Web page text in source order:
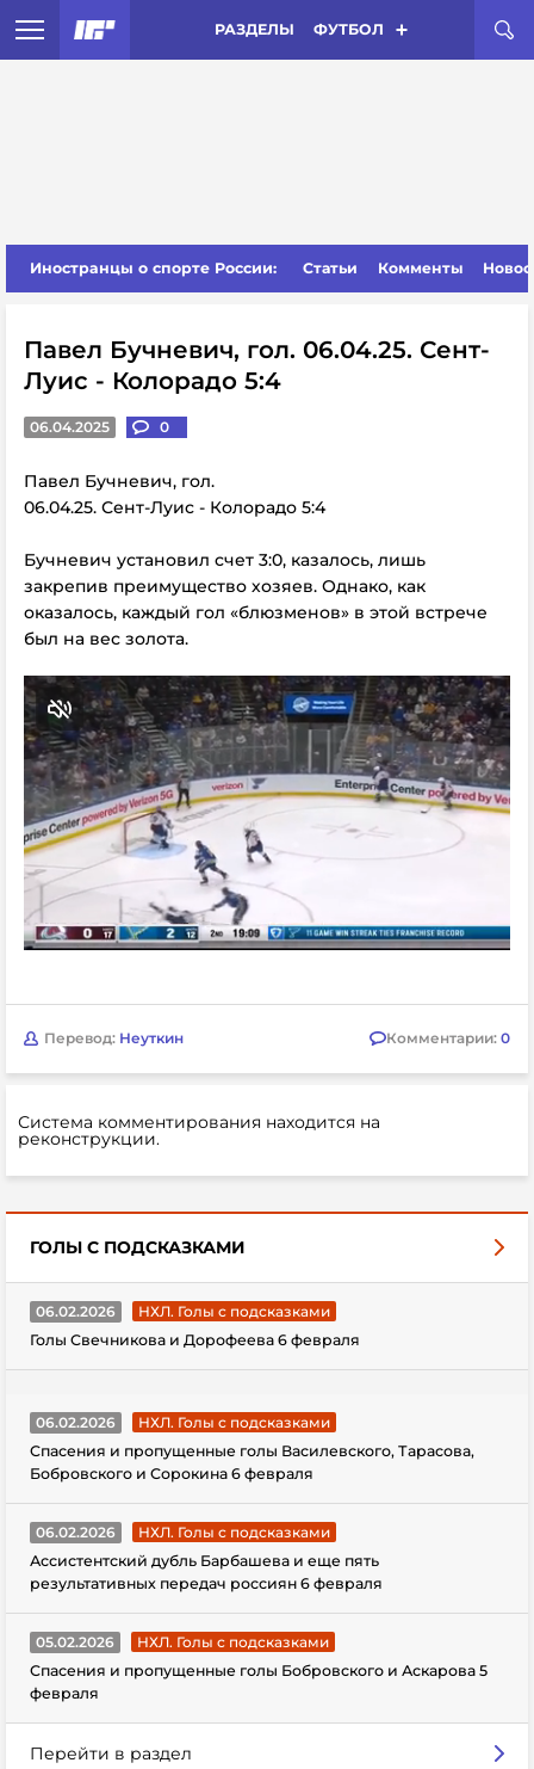
РАЗДЕЛЫ ФУТБОЛ
Иностранцы о спорте России: Статьи Комменты
Павел Бучневич, гол. 06.04.25. Сент-
Луис - Колорадо 5:4
06.04.2025 0
Павел Бучневич, гол.
06.04.25. Сент-Луис - Колорадо 5:4
Бучневич установил счет 3:0, казалось, лишь
закрепив преимущество хозяев. Однако, как
оказалось, каждый гол «блюзменов» в этой встрече
был на вес золота.
Перевод: Неуткин Комментарии: 0
Система комментирования находится на
реконструкции.
ГОЛЫ С ПОДСКАЗКАМИ
06.02.2026
НХЛ. Голы с подсказками
Голы Свечникова и Дорофеева 6 февраля
06.02.2026
НХЛ. Голы с подсказками
Спасения и пропущенные голы Василевского, Тарасова,
Бобровского и Сорокина 6 февраля
06.02.2026
НХЛ. Голы с подсказками
Ассистентский дубль Барбашева и еще пять
результативных передач россиян 6 февраля
05.02.2026
НХЛ. Голы с подсказками
Спасения и пропущенные голы Бобровского и Аскарова 5
февраля
Перейти в раздел